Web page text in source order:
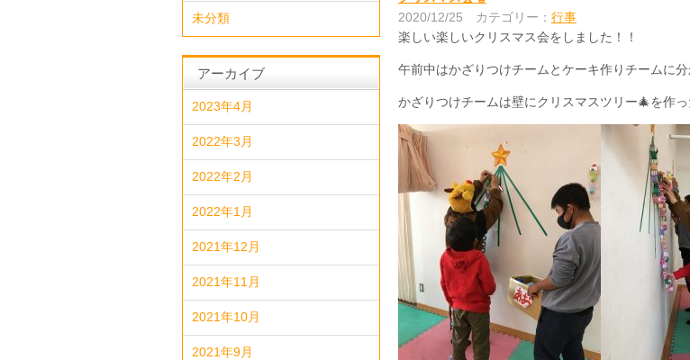
2020/12/25
カテゴリー： 行事
楽しい楽しいクリスマス会をしました！！
午前中はかざりつけチームとケーキ作りチームに
かざりつけチームは壁にクリスマスツリー🎄を作
未分類
アーカイブ
2023年4月
2022年3月
2022年2月
2022年1月
2021年12月
2021年11月
2021年10月
2021年9月